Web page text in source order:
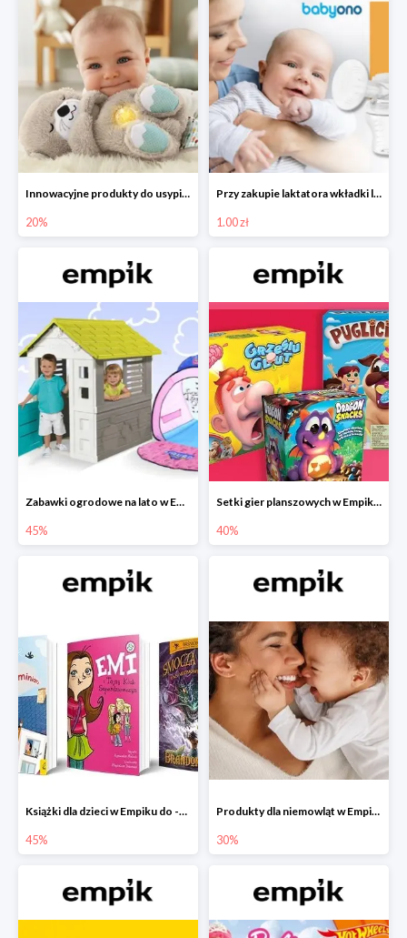
Innowacyjne produkty do usypiania w Empiku -20%
20%
Przy zakupie laktatora wkładki laktacyjne za 1 zł!
1.00 zł
Zabawki ogrodowe na lato w Empiku do -45%
45%
Setki gier planszowych w Empiku do -40%
40%
Książki dla dzieci w Empiku do -45%
45%
Produkty dla niemowląt w Empiku do -30%
30%